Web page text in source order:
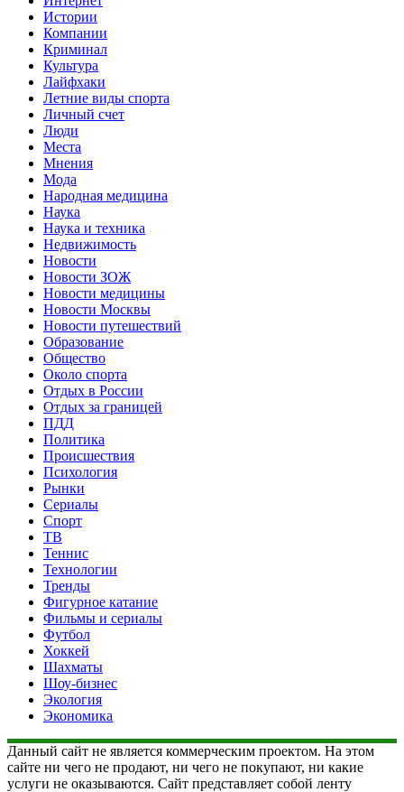
Истории
Компании
Криминал
Культура
Лайфхаки
Летние виды спорта
Личный счет
Люди
Места
Мнения
Мода
Народная медицина
Наука
Наука и техника
Недвижимость
Новости
Новости ЗОЖ
Новости медицины
Новости Москвы
Новости путешествий
Образование
Общество
Около спорта
Отдых в России
Отдых за границей
ПДД
Политика
Происшествия
Психология
Рынки
Сериалы
Спорт
ТВ
Теннис
Технологии
Тренды
Фигурное катание
Фильмы и сериалы
Футбол
Хоккей
Шахматы
Шоу-бизнес
Экология
Экономика
Данный сайт не является коммерческим проектом. На этом
сайте ни чего не продают, ни чего не покупают, ни какие
услуги не оказываются. Сайт представляет собой ленту